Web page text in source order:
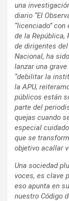
una investigació
diario “El
“licenciado”con
de la República,
de dirigentes
Nacional, ha
lanzar una
“debilitar la
la APU,
públicos están
parte del
quejas cuando
especial
que se
objetivo acallar
Una sociedad
voces, es clave
eso apunta en
nuestro Código